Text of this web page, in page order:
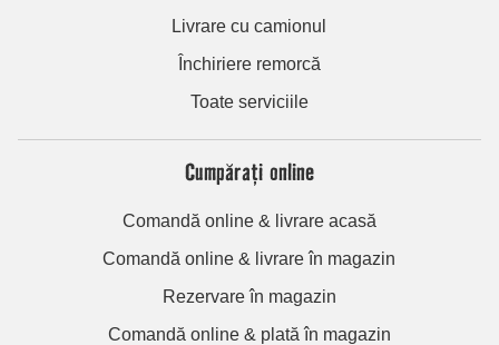
Livrare cu camionul
Închiriere remorcă
Toate serviciile
Cumpărați online
Comandă online & livrare acasă
Comandă online & livrare în magazin
Rezervare în magazin
Comandă online & plată în magazin